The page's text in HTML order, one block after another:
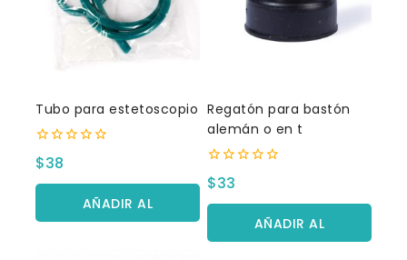
Tubo para estetoscopio
0
fuera
de
$38
AÑADIR AL
CARRITO
Regatón para bastón
alemán o en t
0
fuera
de
$33
AÑADIR AL
CARRITO